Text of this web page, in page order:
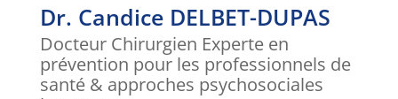
Dr. Candice DELBET-DUPAS
Docteur Chirurgien Experte en
prévention pour les professionnels de
santé & approches psychosociales